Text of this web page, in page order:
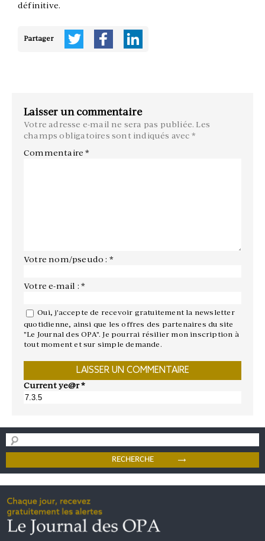
définitive.
Partager
Laisser un commentaire
Votre adresse e-mail ne sera pas publiée. Les
champs obligatoires sont indiqués avec *
Commentaire*
Votre nom/pseudo : *
Votre e-mail : *
Oui, j'accepte de recevoir gratuitement la newsletter
quotidienne, ainsi que les offres des partenaires du site
"Le Journal des OPA". Je pourrai résilier mon inscription à
tout moment et sur simple demande.
Current ye@r*